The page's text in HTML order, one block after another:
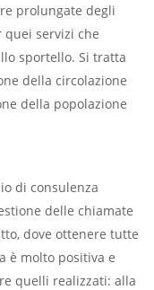
prolungate degli
servizi che
sportello. Si tratta
della circolazione
della popolazione
di consulenza
delle chiamate
dove ottenere tutte
è molto positiva e
quelli realizzati: alla